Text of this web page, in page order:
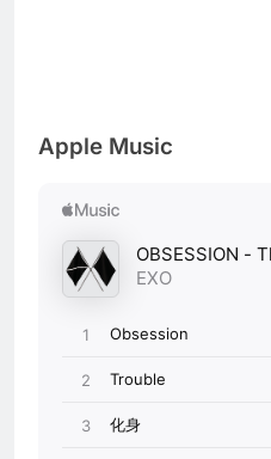
Apple Music